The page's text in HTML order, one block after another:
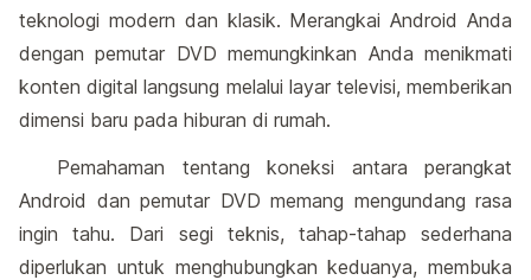
teknologi modern dan klasik. Merangkai Android Anda
dengan pemutar DVD memungkinkan Anda menikmati
konten digital langsung melalui layar televisi, memberikan
dimensi baru pada hiburan di rumah.
Pemahaman tentang koneksi antara perangkat
Android dan pemutar DVD memang mengundang rasa
ingin tahu. Dari segi teknis, tahap-tahap sederhana
diperlukan untuk menghubungkan keduanya, membuka